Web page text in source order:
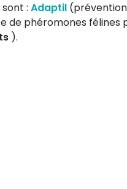
: Adaptil
de phéromones félines
).